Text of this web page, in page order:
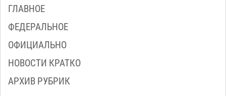
ГЛАВНОЕ
ФЕДЕРАЛЬНОЕ
ОФИЦИАЛЬНО
НОВОСТИ КРАТКО
АРХИВ РУБРИК